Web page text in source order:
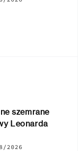
szemrane
Leonarda
2026